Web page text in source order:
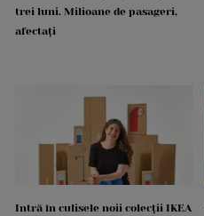
trei luni. Milioane de pasageri,
afectați
Intră în culisele noii colecții IKEA